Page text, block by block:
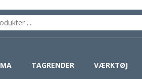
TAGRENDER VÆRKTØJ